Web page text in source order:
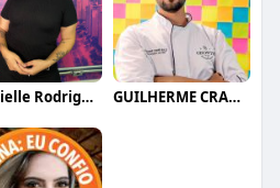
Gabrielle Rodrigues GUILHERME CRAMER BALLE